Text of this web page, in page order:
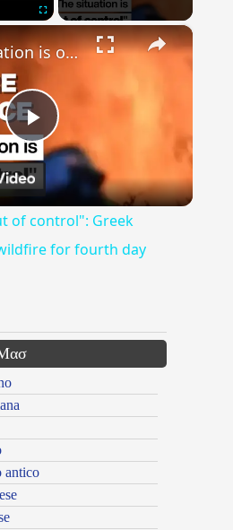
×
Play
Video
"The situation is out of control": Greek firefighters battle wildfire for fourth day
of control": Greek
for fourth day
antico